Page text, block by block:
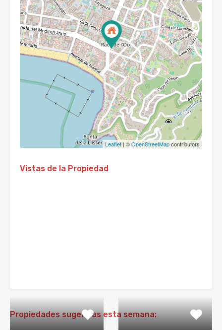
Leaflet | ©OpenStreetMapcontributors
Vistas de la Propiedad
Propiedades sugeridas esta semana: